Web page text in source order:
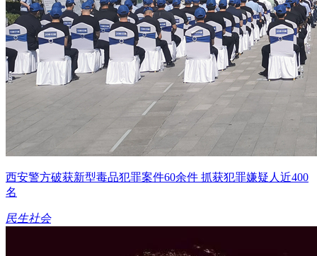
西安警方破获新型毒品犯罪案件60余件 抓获犯罪嫌疑人近400
名
民生社会